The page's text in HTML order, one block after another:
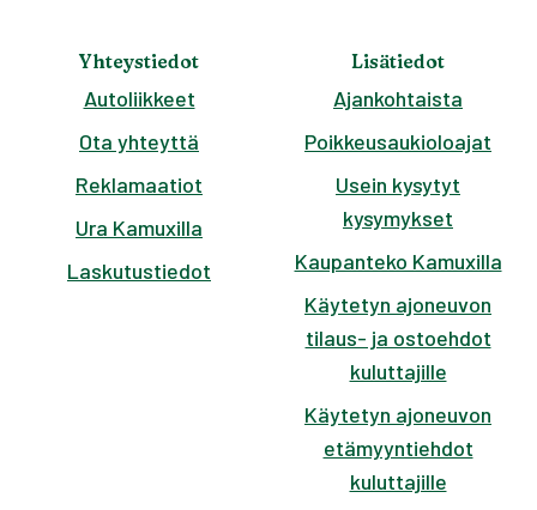
Yhteystiedot
Autoliikkeet
Ota yhteyttä
Reklamaatiot
Ura Kamuxilla
Laskutustiedot
Lisätiedot
Ajankohtaista
Poikkeusaukioloajat
Usein kysytyt
kysymykset
Kaupanteko Kamuxilla
Käytetyn ajoneuvon
tilaus- ja ostoehdot
kuluttajille
Käytetyn ajoneuvon
etämyyntiehdot
kuluttajille